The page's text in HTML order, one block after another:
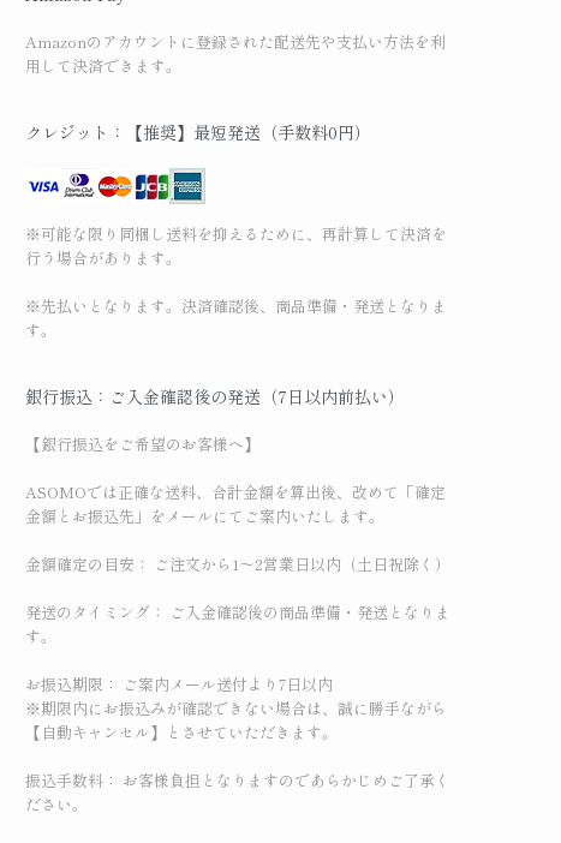
Amazonのアカウントに登録された配送先や支払い方法を利
用して決済できます。
クレジット：【推奨】最短発送（手数料0円）
※可能な限り同梱し送料を抑えるために、再計算して決済を
行う場合があります。
※先払いとなります。決済確認後、商品準備・発送となりま
す。
銀行振込：ご入金確認後の発送（7日以内前払い）
【銀行振込をご希望のお客様へ】
ASOMOでは正確な送料、合計金額を算出後、改めて「確定
金額とお振込先」をメールにてご案内いたします。
金額確定の目安： ご注文から1〜2営業日以内（土日祝除く）
発送のタイミング： ご入金確認後の商品準備・発送となりま
す。
お振込期限： ご案内メール送付より7日以内
※期限内にお振込みが確認できない場合は、誠に勝手ながら
【自動キャンセル】とさせていただきます。
振込手数料： お客様負担となりますのであらかじめご了承く
ださい。